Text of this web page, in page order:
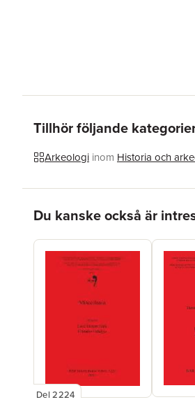
Tillhör följande
Arkeologi inom Historia och
Du kanske också är
Del 2224